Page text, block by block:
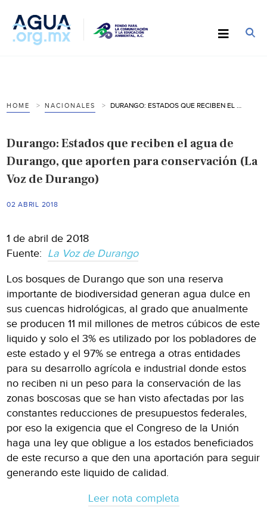
HOME NACIONALES
Durango: Estados que reciben el agua de
Durango, que aporten para conservación (La
Voz de Durango)
02 ABRIL 2018
1 de abril de 2018
Fuente: La Voz de Durango
Los bosques de Durango que son una reserva
importante de biodiversidad generan agua dulce en
sus cuencas hidrológicas, al grado que anualmente
se producen 11 mil millones de metros cúbicos de este
liquido y solo el 3% es utilizado por los pobladores de
este estado y el 97% se entrega a otras entidades
para su desarrollo agrícola e industrial donde estos
no reciben ni un peso para la conservación de las
zonas boscosas que se han visto afectadas por las
constantes reducciones de presupuestos federales,
por eso la exigencia que el Congreso de la Unión
haga una ley que obligue a los estados beneficiados
de este recurso a que den una aportación para seguir
generando este liquido de calidad.
Leer nota completa